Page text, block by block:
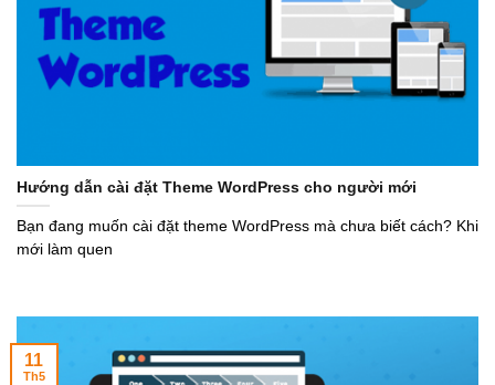
Hướng dẫn cài đặt Theme WordPress cho người mới
Bạn đang muốn cài đặt theme WordPress mà chưa biết cách? Khi
mới làm quen
11
Th5